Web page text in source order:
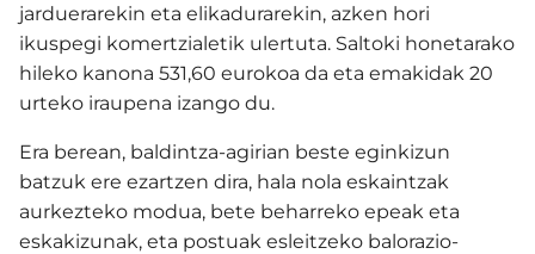
jarduerarekin eta elikadurarekin, azken hori
ikuspegi komertzialetik ulertuta. Saltoki honetarako
hileko kanona 531,60 eurokoa da eta emakidak 20
urteko iraupena izango du.
Era berean, baldintza-agirian beste eginkizun
batzuk ere ezartzen dira, hala nola eskaintzak
aurkezteko modua, bete beharreko epeak eta
eskakizunak, eta postuak esleitzeko balorazio-